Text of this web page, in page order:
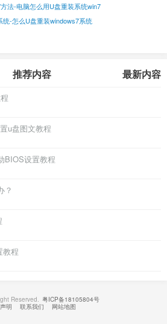
法-电脑怎么用U盘重装系统win7
-怎么U盘重装windows7系统
推荐内容 最新内容
u盘图文教程
BIOS设置教程
？
教程
Reserved.
粤ICP备18105804号
明
联系我们 网站地图